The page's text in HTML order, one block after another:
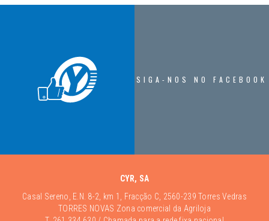
SIGA-NOS NO FACEBOOK
CYR, SA
Casal Sereno, E.N. 8-2, km 1, Fracção C, 2560-239 Torres Vedras
TORRES NOVAS Zona comercial da Agriloja